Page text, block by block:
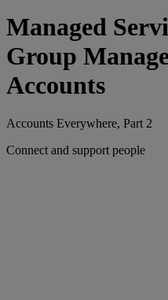
Managed
Group
Accounts
Accounts Everywhere, Part 2
Connect and support people